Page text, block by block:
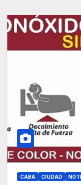
CABA CIUDAD